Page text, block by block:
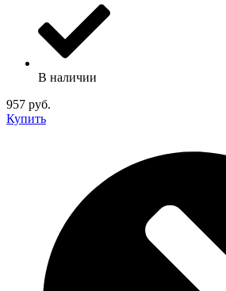
В наличии
957 руб.
Купить